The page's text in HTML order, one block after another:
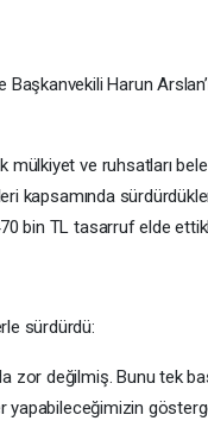
Harun
mülkiyet ve ruhsatları
kapsamında
bin TL tasarruf elde
sürdürdü:
zor değilmiş. Bunu tek